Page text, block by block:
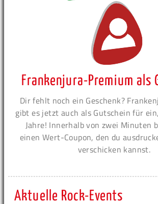
Frankenjura-Premium als
Dir fehlt noch ein Geschenk?
gibt es jetzt auch als Gutschein für
Jahre! Innerhalb von zwei Minuten
einen Wert-Coupon, den du
verschicken kannst.
Aktuelle Rock-Events